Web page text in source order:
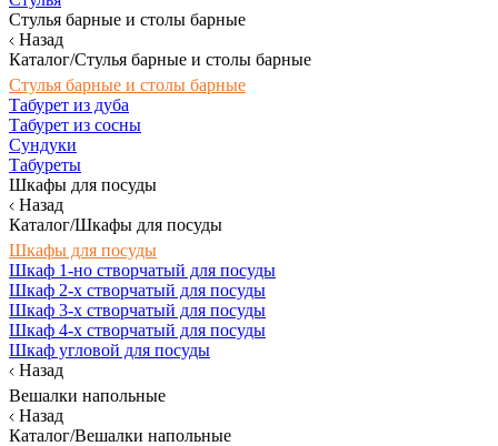
Стулья барные и столы барные
Назад
Каталог/Стулья барные и столы барные
Стулья барные и столы барные
Табурет из дуба
Табурет из сосны
Сундуки
Табуреты
Шкафы для посуды
Назад
Каталог/Шкафы для посуды
Шкафы для посуды
Шкаф 1-но створчатый для посуды
Шкаф 2-х створчатый для посуды
Шкаф 3-х створчатый для посуды
Шкаф 4-х створчатый для посуды
Шкаф угловой для посуды
Назад
Вешалки напольные
Назад
Каталог/Вешалки напольные